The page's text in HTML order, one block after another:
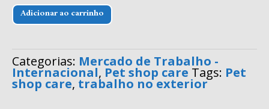
R$ 310,00.
Pet
shop
Adicionar ao carrinho
Categorias: Mercado de Trabalho -
Internacional, Pet shop care Tags: Pet
shop care, trabalho no exterior